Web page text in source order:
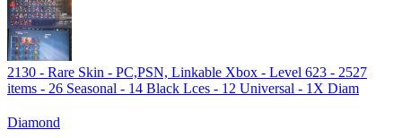
2130 - Rare Skin - PC,PSN, Linkable Xbox - Level 623 - 2527
items - 26 Seasonal - 14 Black Lces - 12 Universal - 1X Diam
Diamond